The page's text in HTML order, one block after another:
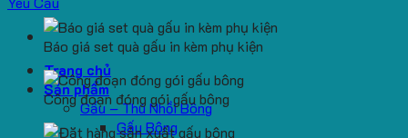
Trang chủ
Sản phẩm
Gấu – Thú Nhồi Bông
Gấu Bông
Báo giá set quà gấu in kèm phụ kiện
Công đoạn đóng gói gấu bông